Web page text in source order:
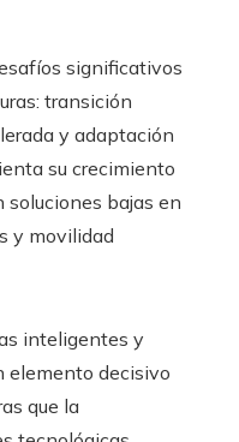
significativos
transición
y adaptación
su crecimiento
bajas en
y movilidad
inteligentes y
elemento decisivo
que la